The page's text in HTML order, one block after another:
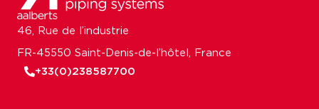
46, Rue de l’industrie
FR-45550 Saint-Denis-de-l’hôtel, France
+33(0)238587700